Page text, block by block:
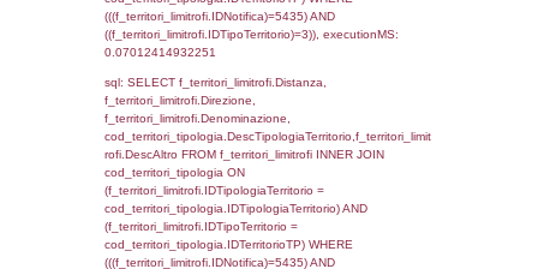
d1_controlli.Email, d1_controlli.Pec FROM
INNER JOIN d1_controlli ON
d1_controlli.UntAmmTerr where
executionMS: 0.032747030258179
sql: SELECT * FROM d2_autorizzazioni
IDNotifica=5435, executionMS:
sql: SELECT Ispezione, IDArticoloComma,
StatoIspezione,